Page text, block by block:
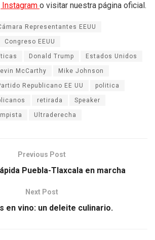
Instagram o visitar nuestra página oficial.
Representantes EEUU
Congreso EEUU
Donald Trump Estados Unidos
McCarthy Mike Johnson
Republicano EE UU politica
retirada Speaker
Ultraderecha
Previous Post
Puebla-Tlaxcala en marcha
Next Post
en vino: un deleite culinario.